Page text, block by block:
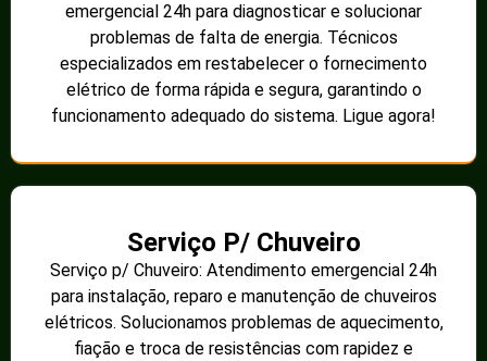
emergencial 24h para diagnosticar e solucionar
problemas de falta de energia. Técnicos
especializados em restabelecer o fornecimento
elétrico de forma rápida e segura, garantindo o
funcionamento adequado do sistema. Ligue agora!
Serviço P/ Chuveiro
Serviço p/ Chuveiro: Atendimento emergencial 24h
para instalação, reparo e manutenção de chuveiros
elétricos. Solucionamos problemas de aquecimento,
fiação e troca de resistências com rapidez e